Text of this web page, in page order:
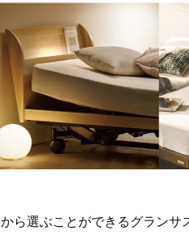
ら選ぶことができるグランサ